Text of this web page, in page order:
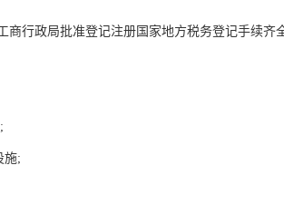
行政局批准登记注册国家地方税务登记手续齐
施;